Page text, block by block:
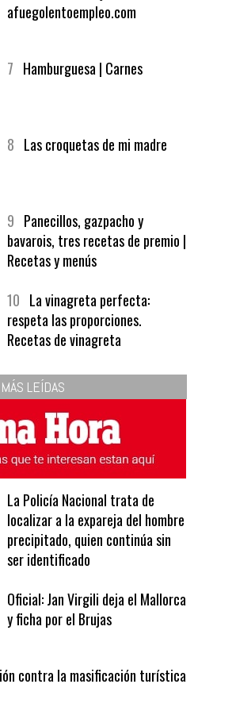
afuegolentoempleo.com
bavarois, tres recetas de premio |
Recetas y menús
respeta las proporciones.
Recetas de vinagreta
MÁS LEÍDAS
La Policía Nacional trata de
precipitado, quien continúa sin
ser identificado
y ficha por el Brujas